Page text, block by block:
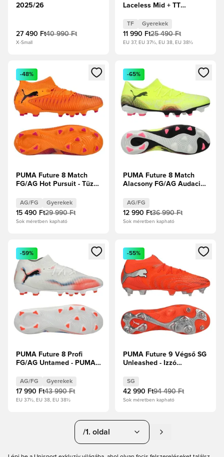
2025/26
27 490 Ft40 990 Ft
X-Small
Laceless Mid + TT
piros/PUMA Fehér/PUMA
Fekete/Puma ezüst
Gyerek
TF Gyerekek
11 990 Ft25 490 Ft
EU 37, EU 37½, EU 38, EU 38½
Megnyit egy modált a bejelentkezéshez vagy a tagként
-48%
PUMA Future 8 Match
FG/AG Hot Pursuit - Tüzes
Fekete/Ravish Gyerek
AG/FG Gyerekek
15 490 Ft29 990 Ft
Sok méretben kapható
Megnyit egy modált a
-65%
PUMA Future 8 Match
Alacsony FG/AG Audacity
sárga/PUMA
Fekete/Napfényes
AG/FG
12 990 Ft36 990 Ft
Sok méretben kapható
Megnyit egy modált a bejelentkezéshez vagy a tagként
-59%
PUMA Future 8 Profi
FG/AG Untamed - PUMA
piros Gyerek
AG/FG Gyerekek
17 990 Ft43 990 Ft
EU 37½, EU 38, EU 38½
Megnyit egy modált a
-55%
PUMA Future 9 Végső SG
Unleashed - Izzó
Fekete/Puma ezüst
SG
42 990 Ft94 490 Ft
Sok méretben kapható
/1. oldal